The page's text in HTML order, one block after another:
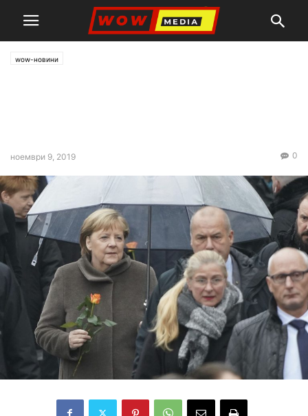
wow-новини
ноември 9, 2019 0